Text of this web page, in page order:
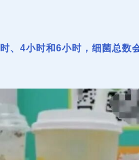
、4小时和6小时，细菌总数